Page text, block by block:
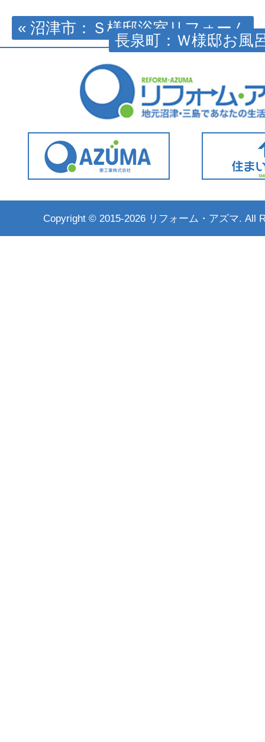
« 沼津市：Ｓ様邸浴室リフォーム
長泉町：Ｗ様邸お風
Copyright © 2015-2026 リフォーム・アズマ. All